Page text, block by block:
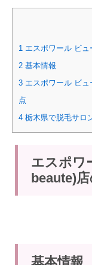
1 エスポワール ビュ
2 基本情報
3 エスポワール ビ
点
4 栃木県で脱毛サロ
エスポワ
beaute)店
基本情報